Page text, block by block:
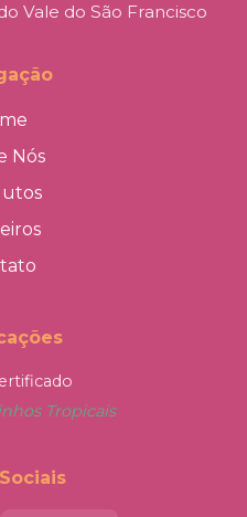
Vale do São Francisco
Nós
Tropicais